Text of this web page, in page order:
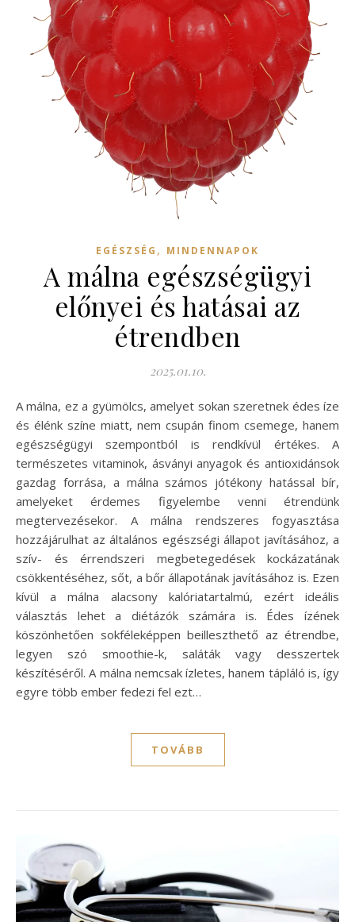
EGÉSZSÉG , MINDENNAPOK
A málna egészségügyi
előnyei és hatásai az
étrendben
2025.01.10.
A málna, ez a gyümölcs, amelyet sokan szeretnek édes íze
és élénk színe miatt, nem csupán finom csemege, hanem
egészségügyi szempontból is rendkívül értékes. A
természetes vitaminok, ásványi anyagok és antioxidánsok
gazdag forrása, a málna számos jótékony hatással bír,
amelyeket érdemes figyelembe venni étrendünk
megtervezésekor. A málna rendszeres fogyasztása
hozzájárulhat az általános egészségi állapot javításához, a
szív- és érrendszeri megbetegedések kockázatának
csökkentéséhez, sőt, a bőr állapotának javításához is. Ezen
kívül a málna alacsony kalóriatartalmú, ezért ideális
választás lehet a diétázók számára is. Édes ízének
köszönhetően sokféleképpen beilleszthető az étrendbe,
legyen szó smoothie-k, saláták vagy desszertek
készítéséről. A málna nemcsak ízletes, hanem tápláló is, így
egyre több ember fedezi fel ezt…
TOVÁBB